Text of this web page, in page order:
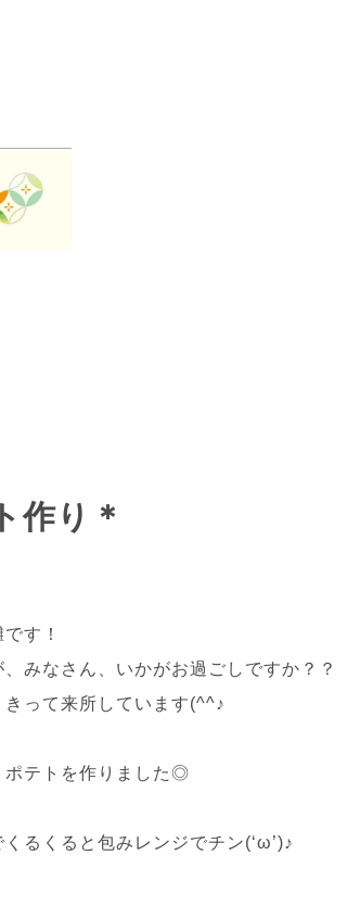
作り＊
す！
みなさん、いかがお過ごしですか？？
って来所しています(^^♪
ポテトを作りました◎
るくると包みレンジでチン(‘ω’)♪